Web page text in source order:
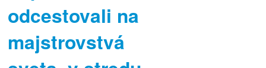
odcestovali na
majstrovstvá